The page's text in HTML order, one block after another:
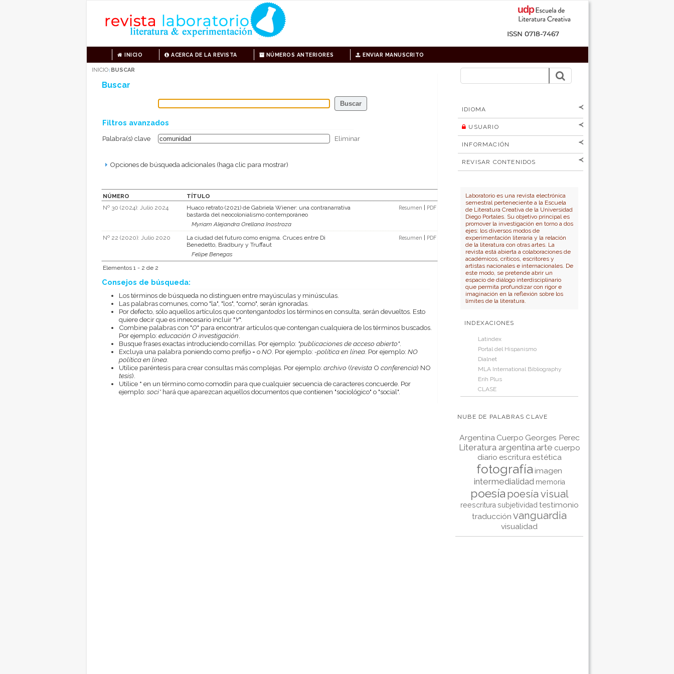
INICIO ACERCA DE LA REVISTA NÚMEROS ANTERIORES ENVIAR MANUSCRITO
IDIOMA
[Español
USUARIO
Nombre de
usuario
Contraseña
INFORMACIÓN
Para lectores/as
Para autores
REVISAR CONTENIDOS
Autor
Título
Laboratorio es una revista electrónica
semestral perteneciente a la Escuela
de Literatura Creativa de la Universidad
Diego Portales. Su objetivo principal es
promover la investigación en torno a dos
ejes: los diversos modos de
experimentación literaria y la relación
de la literatura con otras artes. La
revista está abierta a colaboraciones de
académicos, críticos, escritores y
artistas nacionales e internacionales. De
este modo, se pretende abrir un
espacio de diálogo interdisciplinario
que permita profundizar con rigor e
imaginación en la reflexión sobre los
límites de la literatura.
INDEXACIONES
Latindex
Portal del Hispanismo
Dialnet
MLA International Bibliography
Erih Plus
CLASE
NUBE DE PALABRAS CLAVE
Argentina Cuerpo Georges Perec
Literatura argentina arte cuerpo
diario escritura estética
fotografía imagen
intermedialidad memoria
poesía poesía visual
reescritura subjetividad testimonio
traducción vanguardia
visualidad
INICIO | BUSCAR
Buscar
Filtros avanzados
Palabra(s) clave Eliminar
Opciones de búsqueda adicionales (haga clic para mostrar)
NÚMERO
TÍTULO
Nº 30 (2024): Julio 2024
Huaco retrato (2021) de Gabriela Wiener: una contranarrativa
bastarda del neocolonialismo contemporáneo
Myriam Alejandra Orellana Inostroza
Resumen PDF
Nº 22 (2020): Julio 2020
La ciudad del futuro como enigma. Cruces entre Di
Benedetto, Bradbury y Truffaut
Felipe Benegas
Resumen PDF
Elementos 1 - 2 de 2
Consejos de búsqueda:
Los términos de búsqueda no distinguen entre mayúsculas y minúsculas.
Las palabras comunes, como "la", "los", "como", serán ignoradas.
Por defecto, sólo aquellos artículos que contengantodoslos términos en consulta, serán devueltos. Esto
quiere decir que es innecesario incluir "Y".
Combine palabras con "O" para encontrar artículos que contengan cualquiera de los términos buscados.
Por ejemplo: educación O investigación
Busque frases exactas introduciendo comillas. Por ejemplo: "publicaciones de acceso abierto".
Excluya una palabra poniendo como prefijo - oNO. Por ejemplo: -política en línea. Por ejemplo: NO
política en línea.
Utilice paréntesis para crear consultas más complejas. Por ejemplo: archivo ((revistaO conferencia) NO
tesis).
Utilice * en un término como comodín para que cualquier secuencia de caracteres concuerde. Por
ejemplo: soci*hará que aparezcan aquellos documentos que contienen "sociológico" o "social".